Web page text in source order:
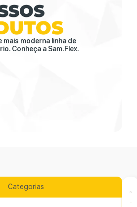
mais moderna linha de
Conheça a Sam.Flex.
Categorias